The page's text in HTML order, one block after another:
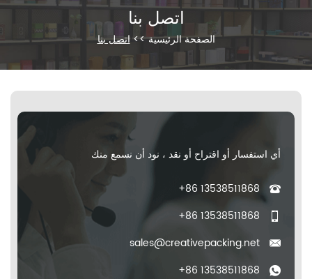
اتصل بنا
الصفحة الرئيسية>>اتصل بنا
أي استفسار أو اقتراح أو نقد ، نود أن نسمع منك
+86 13538511868
+86 13538511868
sales@creativepacking.net
+86 13538511868